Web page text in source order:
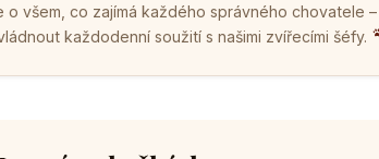
o všem, co zajímá každého správného chovatele
každodenní soužití s našimi zvířecími šéfy.